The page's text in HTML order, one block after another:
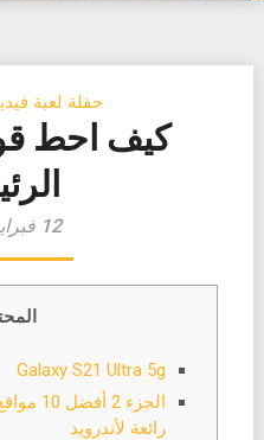
حفلة لعبة
كيف احط
12 فبراير، 2022
Galaxy S21 Ultra 5g
الجزء
رائعة لأندرويد